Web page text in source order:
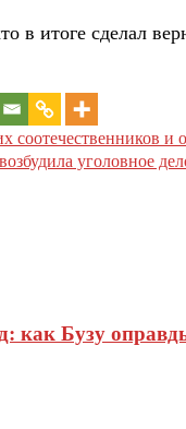
в итоге сделал
и
уголовное
как Бузу